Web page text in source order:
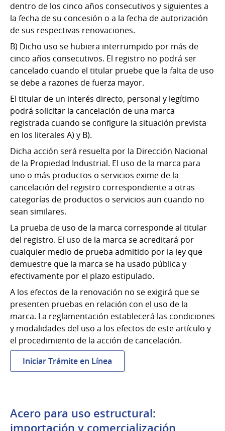
dentro de los cinco años consecutivos y siguientes a
la fecha de su concesión o a la fecha de autorización
de sus respectivas renovaciones.
B) Dicho uso se hubiera interrumpido por más de
cinco años consecutivos. El registro no podrá ser
cancelado cuando el titular pruebe que la falta de uso
se debe a razones de fuerza mayor.
El titular de un interés directo, personal y legítimo
podrá solicitar la cancelación de una marca
registrada cuando se configure la situación prevista
en los literales A) y B).
Dicha acción será resuelta por la Dirección Nacional
de la Propiedad Industrial. El uso de la marca para
uno o más productos o servicios exime de la
cancelación del registro correspondiente a otras
categorías de productos o servicios aun cuando no
sean similares.
La prueba de uso de la marca corresponde al titular
del registro. El uso de la marca se acreditará por
cualquier medio de prueba admitido por la ley que
demuestre que la marca se ha usado pública y
efectivamente por el plazo estipulado.
A los efectos de la renovación no se exigirá que se
presenten pruebas en relación con el uso de la
marca. La reglamentación establecerá las condiciones
y modalidades del uso a los efectos de este artículo y
el procedimiento de la acción de cancelación.
Iniciar Trámite en Línea
Acciones
de
marca
Acero para uso estructural: